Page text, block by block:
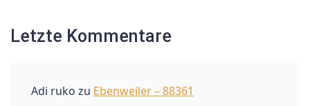
Letzte Kommentare
Adi ruko zu Ebenweiler – 88361